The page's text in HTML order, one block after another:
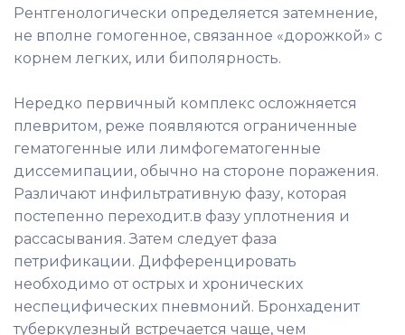
Рентгенологически определяется затемнение,
не вполне гомогенное, связанное «дорожкой» с
корнем легких, или биполярность.
Нередко первичный комплекс осложняется
плевритом, реже появляются ограниченные
гематогенные или лимфогематогенные
диссемипации, обычно на стороне поражения.
Различают инфильтративную фазу, которая
постепенно переходит.в фазу уплотнения и
рассасывания. Затем следует фаза
петрификации. Дифференцировать
необходимо от острых и хронических
неспецифических пневмоний. Бронхаденит
туберкулезный встречается чаще, чем